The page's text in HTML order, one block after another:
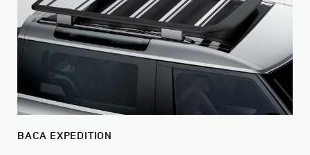
BACA EXPEDITION